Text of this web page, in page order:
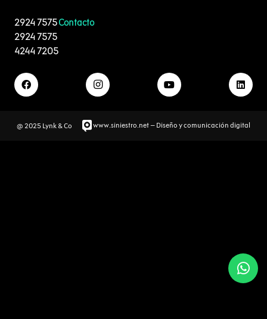
2924 7575
2924 7575
4244 7205
Contacto
@ 2025 Lynk & Co www.siniestro.net– Diseño y comunicación digital